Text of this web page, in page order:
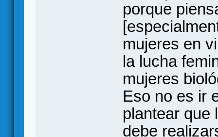
porque
mujeres en
la lucha
mujeres
Eso no es ir
plantear que
debe